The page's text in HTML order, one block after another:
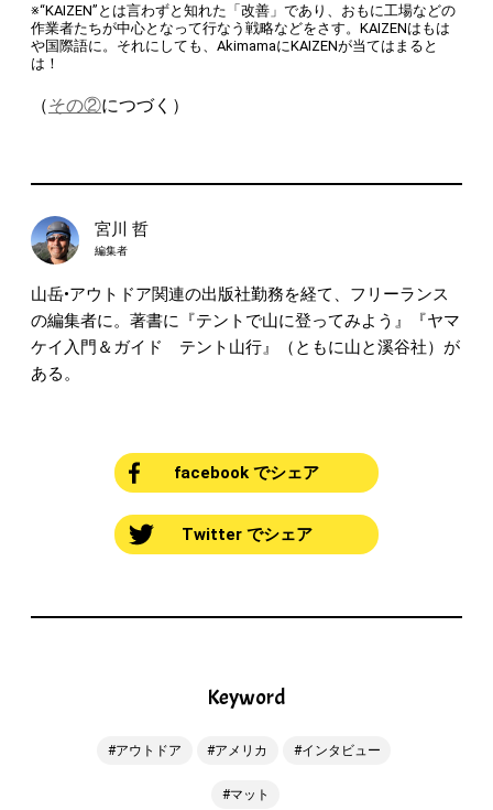
※“KAIZEN”とは言わずと知れた「改善」であり、おもに工場などの
作業者たちが中心となって行なう戦略などをさす。KAIZENはもは
や国際語に。それにしても、AkimamaにKAIZENが当てはまると
は！
（その②につづく）
宮川 哲
編集者
山岳•アウトドア関連の出版社勤務を経て、フリーランス
の編集者に。著書に『テントで山に登ってみよう』『ヤマ
ケイ入門＆ガイド テント山行』（ともに山と溪谷社）が
ある。
facebook でシェア
Twitter でシェア
Keyword
アウトドア アメリカ インタビュー
マット